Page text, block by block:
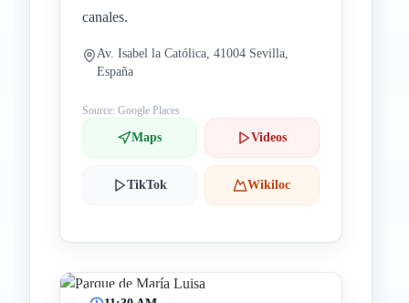
canales.
Av. Isabel la Católica, 41004 Sevilla,
España
Source: Google Places
Maps Videos
TikTok Wikiloc